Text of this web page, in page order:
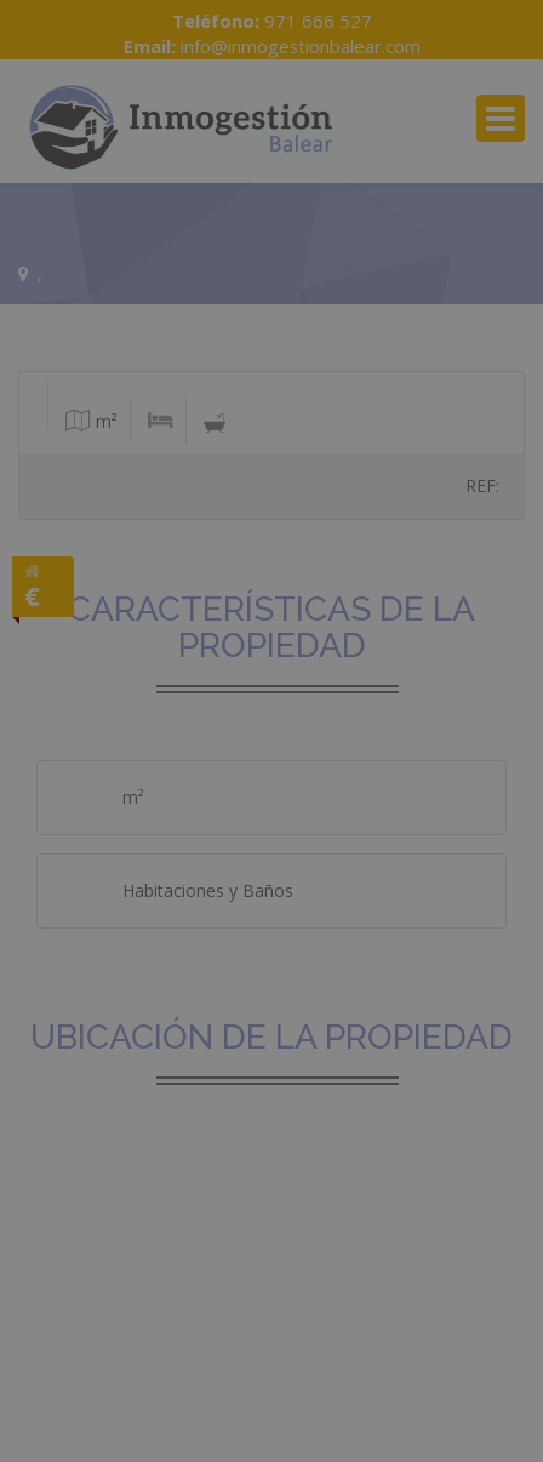
Teléfono: 971 666 527
Email: info@inmogestionbalear.com
,
m²
REF:
€
CARACTERÍSTICAS DE LA
PROPIEDAD
m²
Habitaciones y Baños
UBICACIÓN DE LA PROPIEDAD